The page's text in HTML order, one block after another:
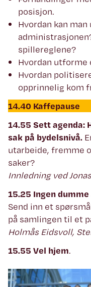
posisjon.
Hvordan kan
spillereglene?
Hvordan
Hvordan
opprinnelig kom
14.40 Kaffepause
14.55 Sett agenda:
sak på bydelsnivå.
utarbeide, fremme
saker?
Innledning ved
15.25 Ingen
Send inn et
på samlingen til et
Holmås Eidsvoll,
15.55 Vel hjem.